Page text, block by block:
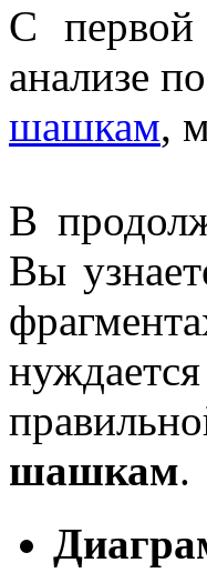
С
анализе
шашкам,
В
Вы
шашкам.